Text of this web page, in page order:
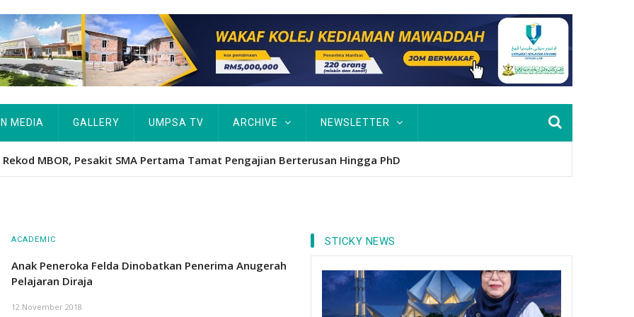
IN MEDIA GALLERY UMPSA TV ARCHIVE NEWSLETTER
MBOR, Pesakit SMA Pertama Tamat Pengajian Berterusan Hingga PhD
ACADEMIC
Anak Peneroka Felda Dinobatkan Penerima Anugerah
Pelajaran Diraja
12 November 2018
STICKY NEWS